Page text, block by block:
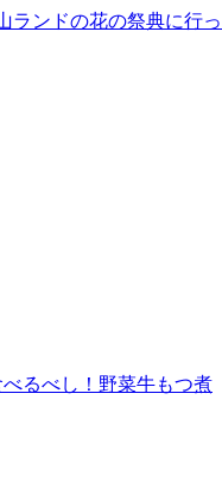
ランドの花の祭典に行っ
べるべし！野菜牛もつ煮